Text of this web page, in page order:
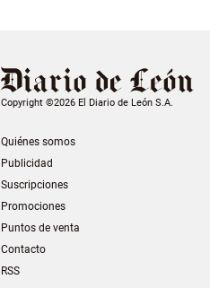
Copyright ©2026 El Diario de León S.A.
Quiénes somos
Publicidad
Suscripciones
Promociones
Puntos de venta
Contacto
RSS